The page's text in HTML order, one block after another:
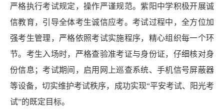
严格执行考试规定，操作严谨规范。紫阳中学积极开展诚
信教育，引导全体考生诚信应考。考试过程中，全方位加
强考生管理，严格依照考试实施程序，精心组织每一个环
节。考生入场时，严格查验准考证与身份证，仔细核对身
份信息；考试期间，启用网上巡查系统、手机信号屏蔽器
等设备，切实维护考试秩序，成功实现“平安考试、阳光考
试”的既定目标。